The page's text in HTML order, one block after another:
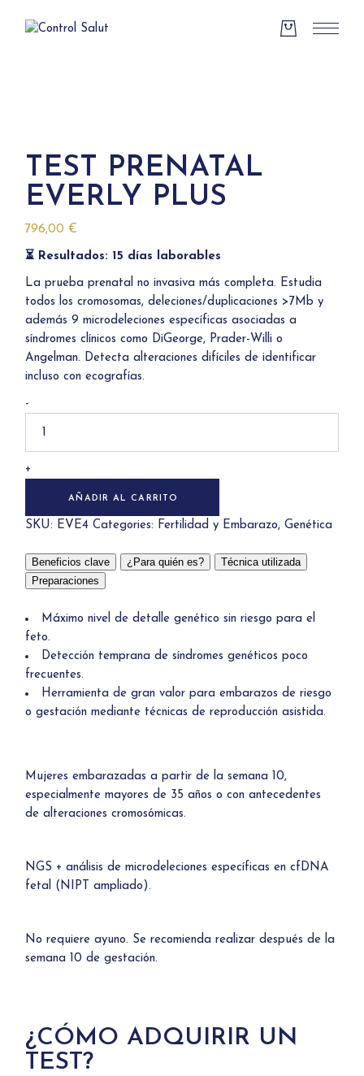
TEST PRENATAL
EVERLY PLUS
796,00 €
⏳ Resultados: 15 días laborables
La prueba prenatal no invasiva más completa. Estudia
todos los cromosomas, deleciones/duplicaciones >7Mb y
además 9 microdeleciones específicas asociadas a
síndromes clínicos como DiGeorge, Prader-Willi o
Angelman. Detecta alteraciones difíciles de identificar
incluso con ecografías.
-
+
AÑADIR AL CARRITO
SKU: EVE4Categories: Fertilidad y Embarazo,Genética
Beneficios clave ¿Para quién es?
Técnica utilizada
Preparaciones
Máximo nivel de detalle genético sin riesgo para el
feto.
Detección temprana de síndromes genéticos poco
frecuentes.
Herramienta de gran valor para embarazos de riesgo
o gestación mediante técnicas de reproducción asistida.
Mujeres embarazadas a partir de la semana 10,
especialmente mayores de 35 años o con antecedentes
de alteraciones cromosómicas.
NGS + análisis de microdeleciones específicas en cfDNA
fetal (NIPT ampliado).
No requiere ayuno. Se recomienda realizar después de la
semana 10 de gestación.
¿CÓMO ADQUIRIR UN
TEST?